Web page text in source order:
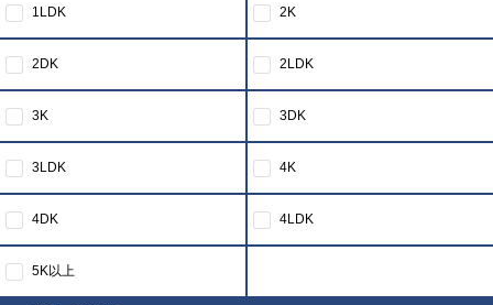
1LDK 2K
2DK 2LDK
3K 3DK
3LDK 4K
4DK 4LDK
5K以上